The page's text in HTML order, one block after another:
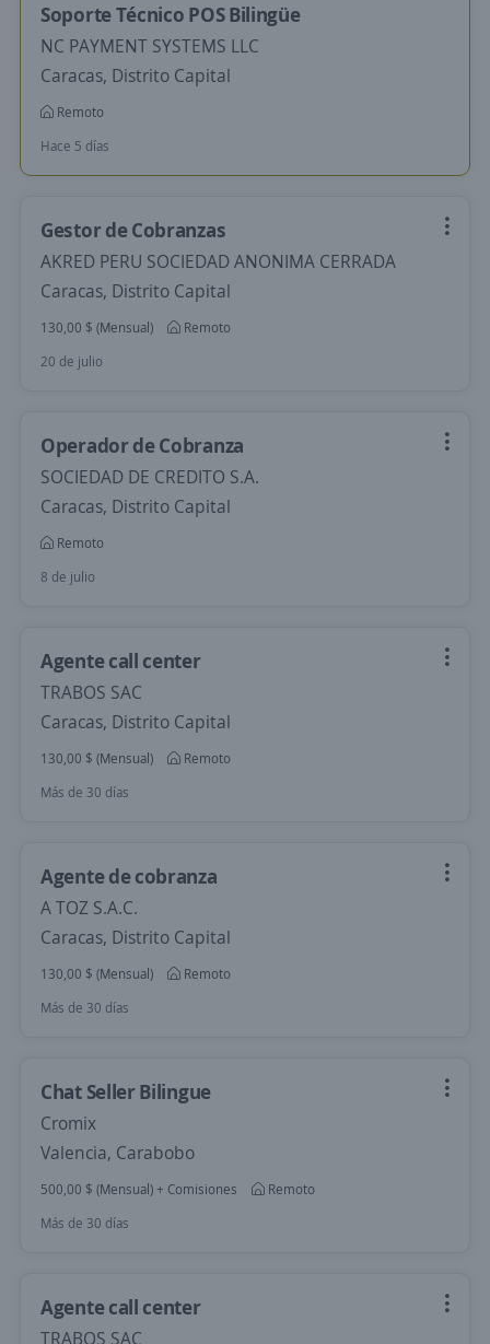
Soporte Técnico POS Bilingüe
NC PAYMENT SYSTEMS LLC
Caracas, Distrito Capital
Remoto
Hace 5 días
Gestor de Cobranzas
AKRED PERU SOCIEDAD ANONIMA CERRADA
Caracas, Distrito Capital
130,00 $ (Mensual)
Remoto
20 de julio
Operador de Cobranza
SOCIEDAD DE CREDITO S.A.
Caracas, Distrito Capital
Remoto
8 de julio
Agente call center
TRABOS SAC
Caracas, Distrito Capital
130,00 $ (Mensual)
Remoto
Más de 30 días
Agente de cobranza
A TOZ S.A.C.
Caracas, Distrito Capital
130,00 $ (Mensual)
Remoto
Más de 30 días
Chat Seller Bilingue
Cromix
Valencia, Carabobo
500,00 $ (Mensual) + Comisiones
Remoto
Más de 30 días
Agente call center
TRABOS SAC